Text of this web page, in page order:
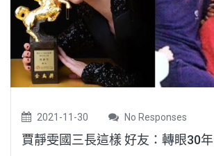
2021-11-30 No Responses
賈靜雯國三長這樣 好友：轉眼30年